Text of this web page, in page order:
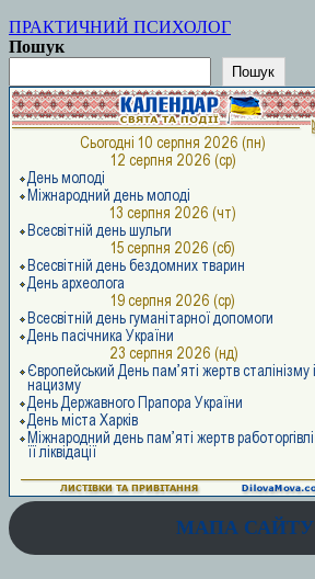
ПРАКТИЧНИЙ ПСИХОЛОГ
Пошук
Пошук
МАПА САЙТУ